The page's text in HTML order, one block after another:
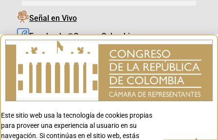
Señal en Vivo
Facebook_@CamaraColombia
Instagram_@CamaraColombia
X_@CamaraColombia
Youtube_@CamaraColombia
Youtube_@CanalCongreso
Este sitio web usa la tecnología de cookies propias
para proveer una experiencia al usuario en su
navegación. Si continúas en el sitio web, estás